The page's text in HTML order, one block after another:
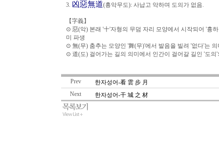
3. 凶惡無道(흉악무도): 사납고 악하며 도의가 없음.
【字義】
⊙ 惡(악) 본래 '十'자형의 무덤 자리 모양에서 시작되어 '흉
미 파생
⊙ 無(무) 춤추는 모양인 '舞(무)'에서 발음을 빌려 '없다'는 의
⊙ 道(도) 걸어가는 길의 의미에서 인간이 걸어갈 길인 '도의'
Prev
한자성어-看 雲 步 月
Next
한자성어-干 城 之 材